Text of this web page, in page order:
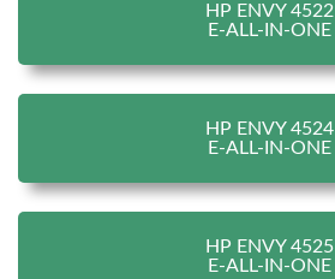
HP ENVY 4522
E-ALL-IN-ONE
HP ENVY 4524
E-ALL-IN-ONE
HP ENVY 4525
E-ALL-IN-ONE